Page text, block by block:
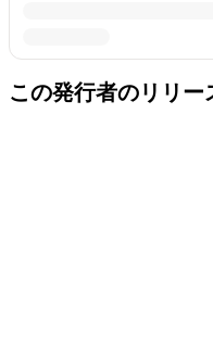
この発行者のリリー